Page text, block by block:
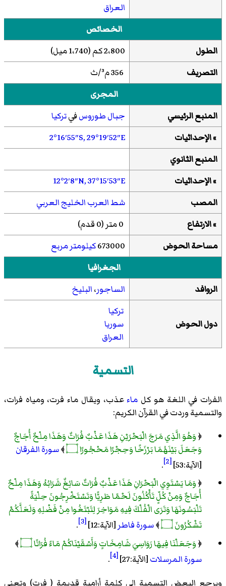
العراق
الخصائص
الطول
2،800 كم (1،740 ميل)
التصريف
المجرى
المنبع الرئيسي
جبال طوروسفيتركيا
» الإحداثيات
2°16′55″S,29°19′52″E
المنبع الثانوي
» الإحداثيات
12°2′8″N,37°15′53″E
المصب
شط العربالخليج العربي
» الارتفاع
مساحة الحوض
673000كيلومتر مربع
الجغرافيا
الروافد
الساجور،البليخ
دول الحوض
تركيا
سوريا
العراق
التسمية
الفرات في اللغة هو كل ماء عذب، ويقال ماء فرت، ومياه فرات،
والتسمية وردت في القرآن الكريم:
﴿وَهُوَ الَّذِي مَرَجَ الْبَحْرَيْنِ هَذَا عَذْبٌ فُرَاتٌ وَهَذَا مِلْحٌ أُجَاجٌ
وَجَعَلَ بَيْنَهُمَا بَرْزَخًا وَحِجْرًا مَحْجُورًا ۝
﴾سورة الفرقان
[الآية:53]
[2]
.
﴿وَمَا يَسْتَوِي الْبَحْرَانِ هَذَا عَذْبٌ فُرَاتٌ سَائِغٌ شَرَابُهُ وَهَذَا مِلْحٌ
أُجَاجٌ وَمِنْ كُلٍّ تَأْكُلُونَ لَحْمًا طَرِيًّا وَتَسْتَخْرِجُونَ حِلْيَةً
تَلْبَسُونَهَا وَتَرَى الْفُلْكَ فِيهِ مَوَاخِرَ لِتَبْتَغُوا مِنْ فَضْلِهِ وَلَعَلَّكُمْ
تَشْكُرُونَ ۝
﴾سورة فاطر[الآية:12] [3]
.
﴿وَجَعَلْنَا فِيهَا رَوَاسِيَ شَامِخَاتٍ وَأَسْقَيْنَاكُمْ مَاءً فُرَاتًا ۝
﴾
سورة المرسلات[الآية:27] [4]
.
ويرجع البعض التسمية إلى كلمة أرامية قديمة ( فرت) وتعني